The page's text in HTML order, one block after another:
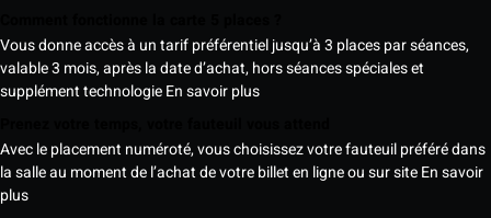
Vous donne accès à un tarif préférentiel jusqu’à 3 places par séances,
valable 3 mois, après la date d’achat, hors séances spéciales et
supplément technologieEn savoir plus
Avec le placement numéroté, vous choisissez votre fauteuil préféré dans
la salle au moment de l’achat de votre billet en ligne ou sur siteEn savoir
plus